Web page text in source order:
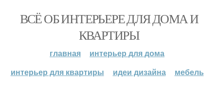
ВСЁ ОБ ИНТЕРЬЕРЕ ДЛЯ ДОМА И
КВАРТИРЫ
главная
интерьер для дома
интерьер для квартиры
идеи дизайна мебель